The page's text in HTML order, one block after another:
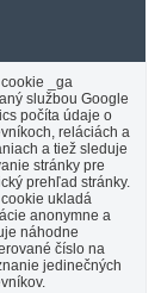
_ga
službou Google
počíta údaje o
reláciách a
a tiež sleduje
stránky pre
prehľad stránky.
ukladá
anonymne a
náhodne
číslo na
jedinečných